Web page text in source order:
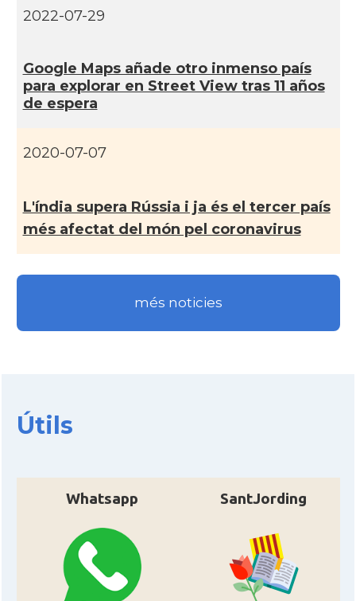
2022-07-29
Google Maps añade otro inmenso paí­s
para explorar en Street View tras 11 años
de espera
2020-07-07
L'índia supera Rússia i ja és el tercer paí­s
més afectat del món pel coronavirus
més noticies
Útils
Whatsapp SantJording